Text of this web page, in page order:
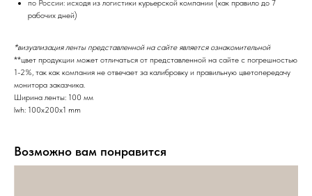
по России: исходя из логистики курьерской компании (как правило до 7
рабочих дней)
*визуализация ленты представленной на сайте является ознакомительной
**цвет продукции может отличаться от представленной на сайте с погрешностью
1-2%, так как компания не отвечает за калибровку и правильную цветопередачу
монитора заказчика.
Ширина ленты: 100 мм
lwh: 100x200x1 mm
Возможно вам понравится